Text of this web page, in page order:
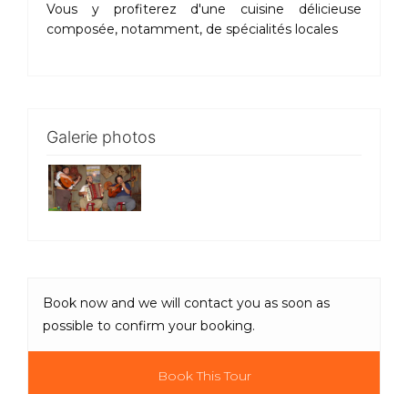
Vous y profiterez d'une cuisine délicieuse
composée, notamment, de spécialités locales
Galerie photos
Book now and we will contact you as soon as
possible to confirm your booking.
Book This Tour